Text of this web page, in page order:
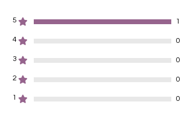
5 1
4 0
3 0
2 0
1 0